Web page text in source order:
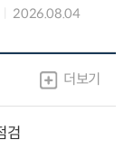
2026.08.04
더보기
검